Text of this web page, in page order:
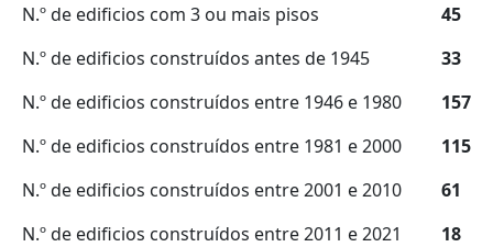
N.º de edificios com 3 ou mais pisos
45
N.º de edificios construídos antes de 1945
33
N.º de edificios construídos entre 1946 e 1980
157
N.º de edificios construídos entre 1981 e 2000
115
N.º de edificios construídos entre 2001 e 2010
61
N.º de edificios construídos entre 2011 e 2021
18